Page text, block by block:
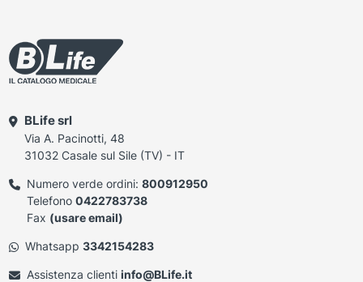
BLife srl
Via A. Pacinotti, 48
31032 Casale sul Sile (TV) - IT
Numero verde ordini: 800912950
Telefono 0422783738
Fax (usare email)
Whatsapp 3342154283
Assistenza clienti info@BLife.it